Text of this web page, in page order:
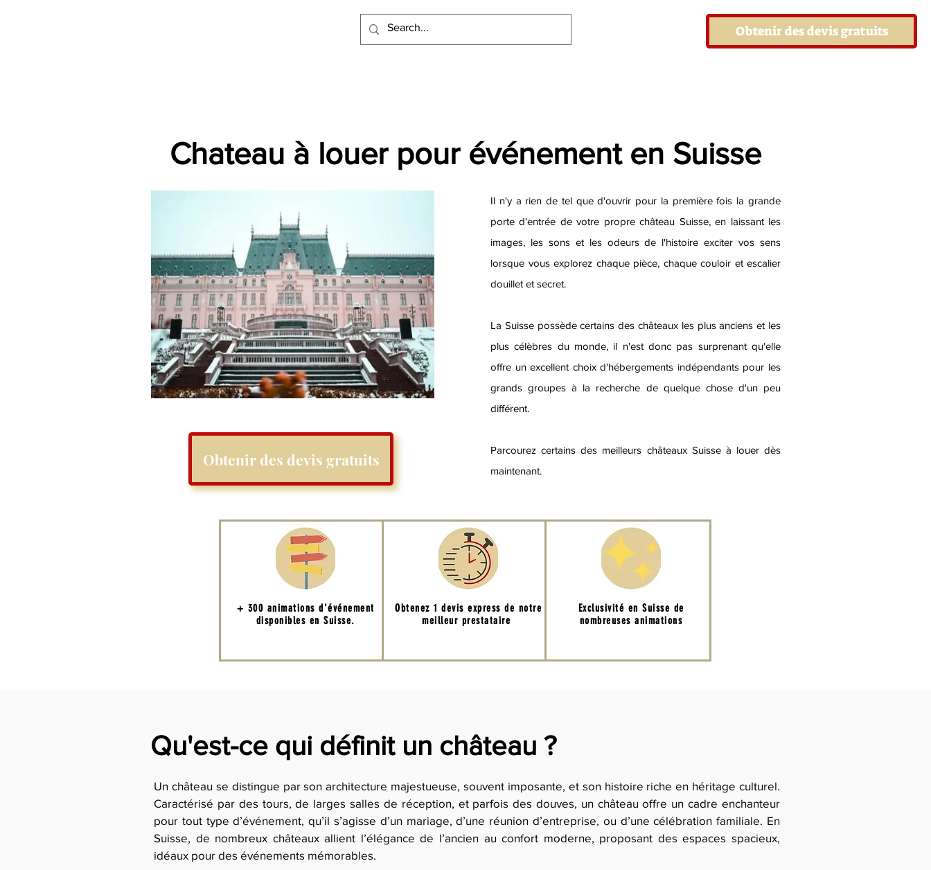
Obtenir des devis gratuits
Chateau à louer pour événement en Suisse
Obtenir des devis gratuits
Il n'y a rien de tel que d'ouvrir pour la première fois la grande
porte d'entrée de votre propre château Suisse, en laissant les
images, les sons et les odeurs de l'histoire exciter vos sens
lorsque vous explorez chaque pièce, chaque couloir et escalier
douillet et secret.
La Suisse possède certains des châteaux les plus anciens et les
plus célèbres du monde, il n'est donc pas surprenant qu'elle
offre un excellent choix d'hébergements indépendants pour les
grands groupes à la recherche de quelque chose d'un peu
différent.
Parcourez certains des meilleurs châteaux Suisse à louer dès
maintenant.
+ 300 animations d'événement
disponibles en Suisse.
Obtenez 1 devis express de notre
meilleur prestataire
Exclusivité en Suisse de
nombreuses animations
Qu'est-ce qui définit un château ?
Un château se distingue par son architecture majestueuse, souvent imposante, et son histoire riche en héritage culturel.
Caractérisé par des tours, de larges salles de réception, et parfois des douves, un château offre un cadre enchanteur
pour tout type d’événement, qu’il s’agisse d’un mariage, d’une réunion d’entreprise, ou d’une célébration familiale. En
Suisse, de nombreux châteaux allient l’élégance de l’ancien au confort moderne, proposant des espaces spacieux,
idéaux pour des événements mémorables.